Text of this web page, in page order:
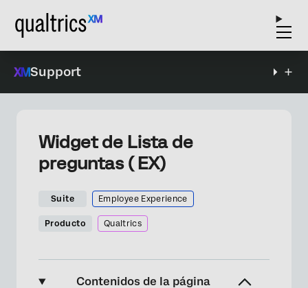
Support
Widget de Lista de
preguntas ( EX)
Suite Employee Experience
Producto Qualtrics
Contenidos de la página